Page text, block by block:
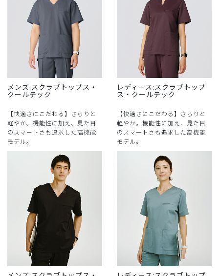
メンズ:スクラブトップス・
クールテック
【快適さにこだわる】さらりと
軽やか。機能性に加え、見た目
のスマートさも追求した高機能
モデル。
レディース:スクラブトップ
ス・クールテック
【快適さにこだわる】さらりと
軽やか。機能性に加え、見た目
のスマートさも追求した高機能
モデル。